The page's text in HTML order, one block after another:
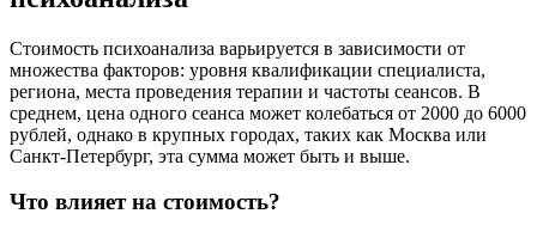
Стоимость психоанализа варьируется в зависимости от
множества факторов: уровня квалификации специалиста,
региона, места проведения терапии и частоты сеансов. В
среднем, цена одного сеанса может колебаться от 2000 до 6000
рублей, однако в крупных городах, таких как Москва или
Санкт-Петербург, эта сумма может быть и выше.
Что влияет на стоимость?